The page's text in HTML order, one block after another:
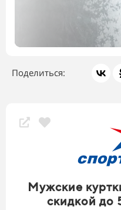
Поделиться:
Мужские
скидкой до